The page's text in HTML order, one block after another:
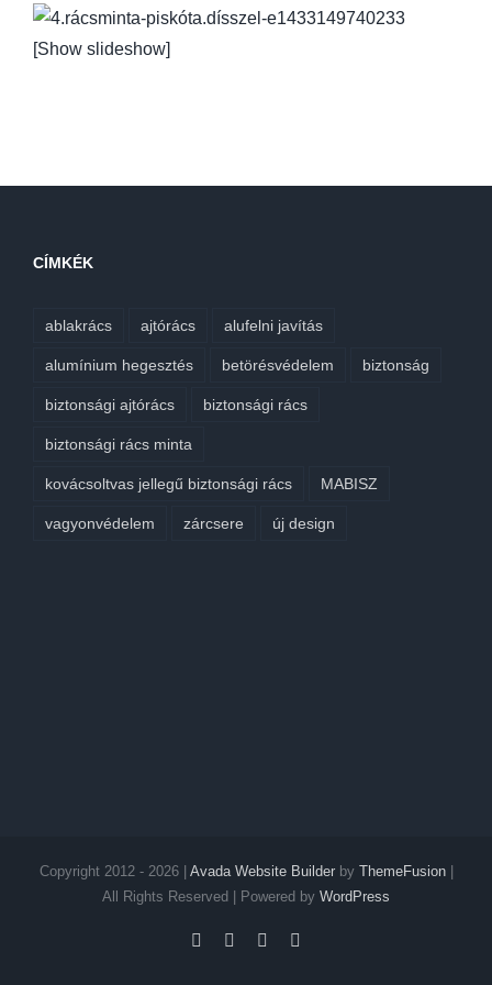
[Show slideshow]
CÍMKÉK
ablakrács ajtórács alufelni javítás
alumínium hegesztés betörésvédelem biztonság
biztonsági ajtórács biztonsági rács
biztonsági rács minta
kovácsoltvas jellegű biztonsági rács MABISZ
vagyonvédelem zárcsere új design
Copyright 2012 - 2026 | Avada Website Builderby ThemeFusion|
All Rights Reserved | Powered by WordPress
Facebook
TwitterInstagram